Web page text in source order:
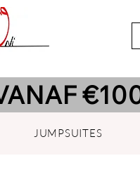
JUMPSUITES